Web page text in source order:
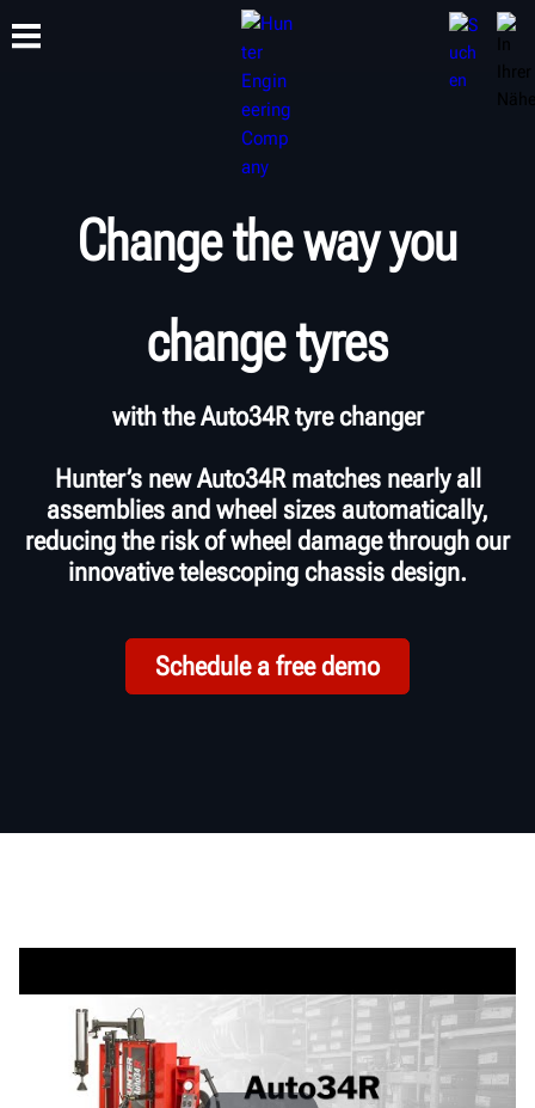
SCHULUNG
Change the way you
change tyres
with the Auto34R tyre changer
Hunter’s new Auto34R matches nearly all
assemblies and wheel sizes automatically,
reducing the risk of wheel damage through our
innovative telescoping chassis design.
Schedule a free demo